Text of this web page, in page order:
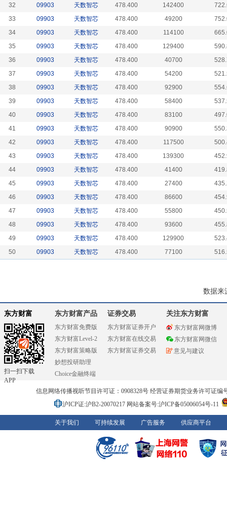
32
09903 天数智芯 478.400 142400
33
09903 天数智芯 478.400 49200
34
09903 天数智芯 478.400 114100
35
09903 天数智芯 478.400 129400
36
09903 天数智芯 478.400 40700
37
09903 天数智芯 478.400 54200
38
09903 天数智芯 478.400 92900
39
09903 天数智芯 478.400 58400
40
09903 天数智芯 478.400 83100
41
09903 天数智芯 478.400 90900
42
09903 天数智芯 478.400 117500
43
09903 天数智芯 478.400 139300
44
09903 天数智芯 478.400 41400
45
09903 天数智芯 478.400 27400
46
09903 天数智芯 478.400 86600
47
09903 天数智芯 478.400 55800
48
09903 天数智芯 478.400 93600
49
09903 天数智芯 478.400 129900
50
09903 天数智芯 478.400 77100
数据来
东方财富
扫一扫下载
APP
东方财富产品
东方财富免费版
东方财富Level-2
东方财富策略版
妙想投研助理
Choice金融终端
证券交易
东方财富证券开户
东方财富在线交易
东方财富证券交易
关注东方财富
东方财富网微博
东方财富网微信
意见与建议
信息网络传播视听节目许可证：0908328号 经营证券期货业务许可证编
沪ICP证:沪B2-20070217 网站备案号:沪ICP备05006054号-11
关于我们 可持续发展 广告服务 供应商平台